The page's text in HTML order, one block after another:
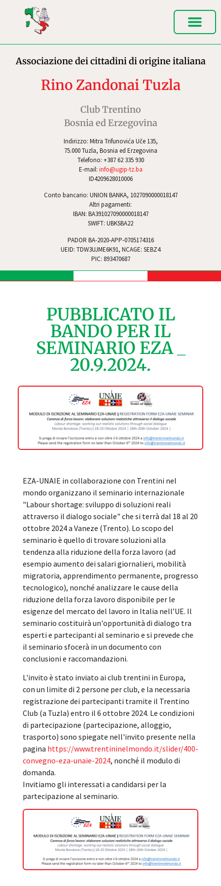
Indirizzo: Mitra Trifunovića Uče 135,
75.000 Tuzla, Bosnia ed Erzegovina
Telefono: +387 62 335 930
E-mail: info@ugip-tz.ba
ID4209628010006
Conto bancario: UNION BANKA, 1027090000018147
Altri pagamenti:
IBAN: BA391027090000018147
SWIFT: UBKSBA22
PADOR BA-2020-APP-0705174316
UEID: TDW3UJME6K91, NCAGE: SEBZ4
PIC: 893470687
Associazione dei cittadini di origine italiana
Rino Zandonai Tuzla
Club Trentino
Bosnia ed Erzegovina
PUBBLICATO IL
BANDO PER IL
SEMINARIO EZA _
20.9.2024.
EZA-UNAIE in collaborazione con Trentini nel
mondo organizzano il seminario internazionale
"Labour shortage: sviluppo di soluzioni reali
attraverso il dialogo sociale" che si terrà dal 18 al 20
ottobre 2024 a Vaneze (Trento). Lo scopo del
seminario è quello di trovare soluzioni alla
tendenza alla riduzione della forza lavoro (ad
esempio aumento dei salari giornalieri, mobilità
migratoria, apprendimento permanente, progresso
tecnologico), nonché analizzare le cause della
riduzione della forza lavoro disponibile per le
esigenze del mercato del lavoro in Italia nell’UE. Il
seminario costituirà un'opportunità di dialogo tra
esperti e partecipanti al seminario e si prevede che
il seminario sfocerà in un documento con
conclusioni e raccomandazioni.
L'invito è stato inviato ai club trentini in Europa,
con un limite di 2 persone per club, e la necessaria
registrazione dei partecipanti tramite il Trentino
Club (a Tuzla) entro il 6 ottobre 2024. Le condizioni
di partecipazione (partecipazione, alloggio,
trasporto) sono spiegate nell'invito presente nella
pagina https://www.trentininelmondo.it/slider/400-
convegno-eza-unaie-2024, nonché il modulo di
domanda.
Invitiamo gli interessati a candidarsi per la
partecipazione al seminario.